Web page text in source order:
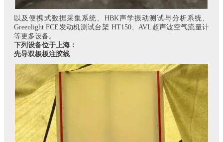
以及便携式数据采集系统、HBK声学振动测试与分析系统、
Greenlight FCE发动机测试台架 HT150、AVL超声波空气流量计
等更多设备。
下列设备位于上海：
先导双极板注胶线